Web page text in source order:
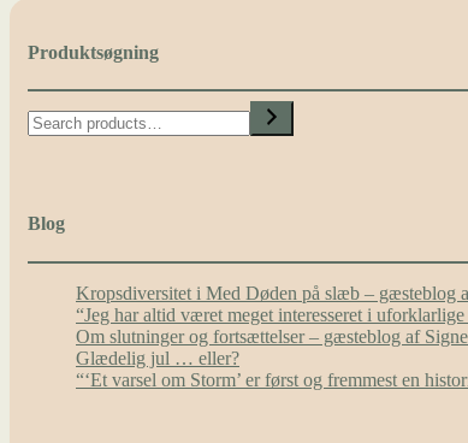
Produktsøgning
Search
Blog
Kropsdiversitet i Med Døden på slæb – gæsteblog
“Jeg har altid været meget interesseret i
Om slutninger og fortsættelser – gæsteblog af
Glædelig jul … eller?
“‘Et varsel om Storm’ er først og fremmest en